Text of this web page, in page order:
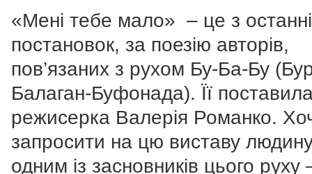
«Мені тебе мало» – це з
постановок, за поезію авторів,
пов’язаних з рухом Бу-Ба-Бу
Балаган-Буфонада). Її
режисерка Валерія Романко.
запросити на цю виставу
одним із засновників цього руху